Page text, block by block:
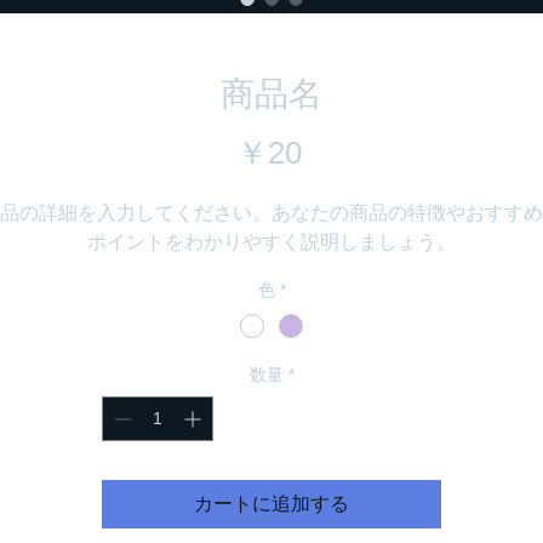
商品名
￥20価
の詳細を入力してください。あなたの商品の特徴やおすす
ポイントをわかりやすく説明しましょう。
色 *
数量 *
カートに追加する